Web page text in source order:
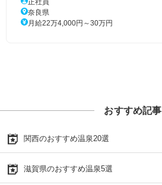
奈良県
月給22万4,000円～30万円
おすすめ記事
関西のおすすめ温泉20選
滋賀県のおすすめ温泉5選